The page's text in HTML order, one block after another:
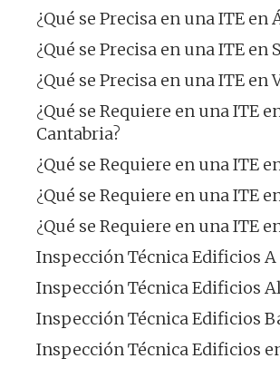
¿Qué se Precisa en una ITE en
¿Qué se Precisa en una ITE en
¿Qué se Precisa en una ITE en
¿Qué se Requiere en una ITE
Cantabria?
¿Qué se Requiere en una ITE
¿Qué se Requiere en una ITE
¿Qué se Requiere en una ITE
Inspección Técnica Edificios
Inspección Técnica Edificios
Inspección Técnica Edificios
Inspección Técnica Edificios